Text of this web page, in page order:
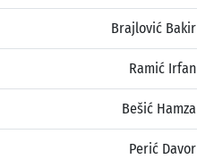
Brajlović Bakir
Ramić Irfan
Bešić Hamza
Perić Davor